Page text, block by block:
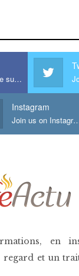
Nous Rejoindre sur Facebook
Instagram
Join us on
en
regard et un